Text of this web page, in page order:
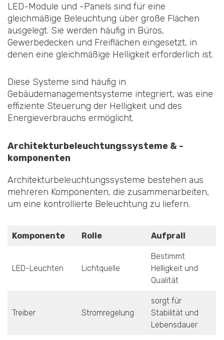
LED-Module und -Panels sind für eine
gleichmäßige Beleuchtung über große Flächen
ausgelegt. Sie werden häufig in Büros,
Gewerbedecken und Freiflächen eingesetzt, in
denen eine gleichmäßige Helligkeit erforderlich ist.
Diese Systeme sind häufig in
Gebäudemanagementsysteme integriert, was eine
effiziente Steuerung der Helligkeit und des
Energieverbrauchs ermöglicht.
Architekturbeleuchtungssysteme & -
komponenten
Architekturbeleuchtungssysteme bestehen aus
mehreren Komponenten, die zusammenarbeiten,
um eine kontrollierte Beleuchtung zu liefern.
Komponente Rolle Aufprall
LED-Leuchten Lichtquelle
Bestimmt
Helligkeit und
Qualität
Treiber Stromregelung
sorgt für
Stabilität und
Lebensdauer